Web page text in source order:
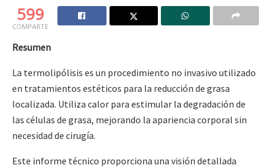
599
COMPARTE
Resumen
La termolipólisis es un procedimiento no invasivo utilizado
en tratamientos estéticos para la reducción de grasa
localizada. Utiliza calor para estimular la degradación de
las células de grasa, mejorando la apariencia corporal sin
necesidad de cirugía.
Este informe técnico proporciona una visión detallada